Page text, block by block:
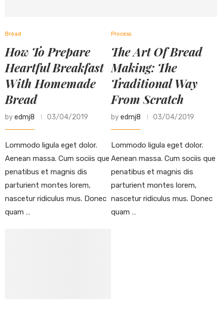
Bread
How To Prepare
Heartful Breakfast
With Homemade
Bread
byedmj8 03/04/2019
Lommodo ligula eget dolor.
Aenean massa. Cum sociis que
penatibus et magnis dis
parturient montes lorem,
nascetur ridiculus mus. Donec
quam …
Process
The Art Of Bread
Making: The
Traditional Way
From Scratch
byedmj8 03/04/2019
Lommodo ligula eget dolor.
Aenean massa. Cum sociis que
penatibus et magnis dis
parturient montes lorem,
nascetur ridiculus mus. Donec
quam …